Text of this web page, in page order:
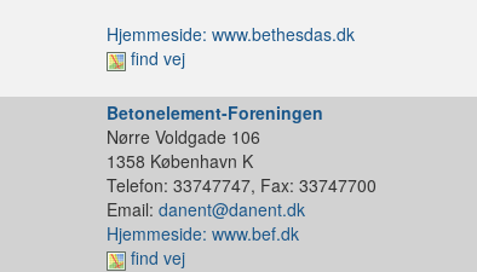
Hjemmeside: www.bethesdas.dk
find vej
Betonelement-Foreningen
Nørre Voldgade 106
1358 København K
Telefon: 33747747, Fax: 33747700
Email: danent@danent.dk
Hjemmeside: www.bef.dk
find vej